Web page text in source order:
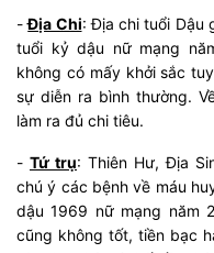
-Địa Chi: Địa chi tuổi Dậu
tuổi kỷ dậu nữ mạng
không có mấy khởi sắc
sự diễn ra bình thường.
làm ra đủ chi tiêu.
- Tứ trụ: Thiên Hư, Địa
chú ý các bệnh về máu
dậu 1969 nữ mạng năm
cũng không tốt, tiền bạc